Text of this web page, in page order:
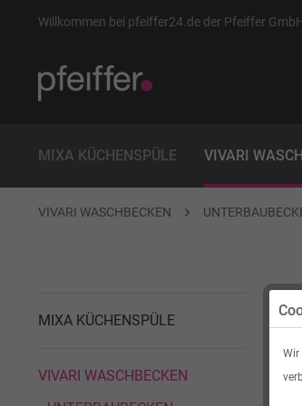
Willkommen bei pfeiffer24.de der Pfeiffer
MIXA KÜCHENSPÜLE VIVARI
VIVARI WASCHBECKEN
MIXA KÜCHENSPÜLE
VIVARI WASCHBECKEN
Wir